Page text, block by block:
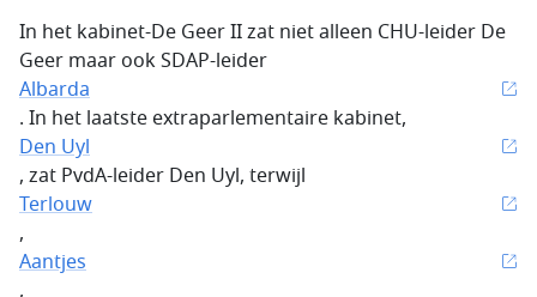
In het kabinet-De Geer II zat niet alleen CHU-leider De
Geer maar ook SDAP-leider
Albarda
. In het laatste extraparlementaire kabinet,
Den Uyl
, zat PvdA-leider Den Uyl, terwijl
Terlouw
,
Aantjes
,